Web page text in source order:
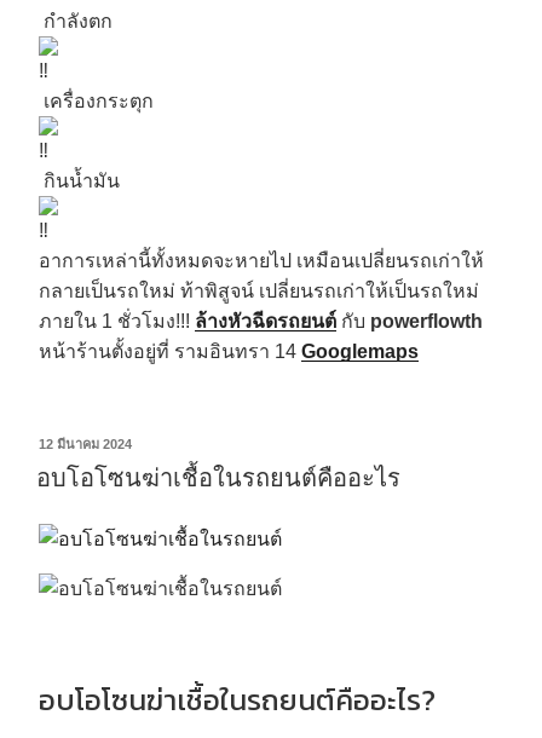
กำลังตก
เครื่องกระตุก
กินน้ำมัน
อาการเหล่านี้ทั้งหมดจะหายไป เหมือนเปลี่ยนรถเก่าให้
กลายเป็นรถใหม่ ท้าพิสูจน์ เปลี่ยนรถเก่าให้เป็นรถใหม่
ภายใน 1 ชั่วโมง!!! ล้างหัวฉีดรถยนต์ กับ powerflowth
หน้าร้านตั้งอยู่ที่ รามอินทรา 14 Googlemaps
12 มีนาคม 2024
อบโอโซนฆ่าเชื้อในรถยนต์คืออะไร
อบโอโซนฆ่าเชื้อในรถยนต์คืออะไร?